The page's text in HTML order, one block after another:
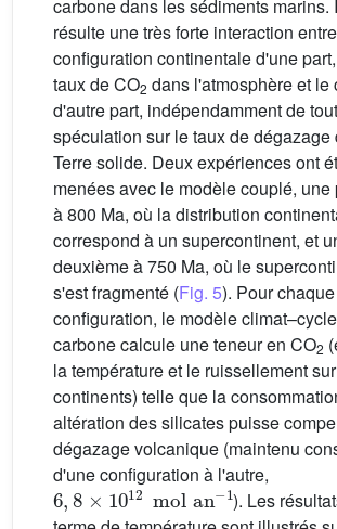
carbone dans les sédiments marins.
résulte une très forte interaction
configuration continentale d'une
taux de CO2 dans l'atmosphère et le
d'autre part, indépendamment de
spéculation sur le taux de dégazage
Terre solide. Deux expériences ont
menées avec le modèle couplé, une
à 800 Ma, où la distribution
correspond à un supercontinent, et
deuxième à 750 Ma, où le
s'est fragmenté (Fig. 5). Pour chaque
configuration, le modèle
carbone calcule une teneur en CO2
la température et le ruissellement
continents) telle que la
altération des silicates puisse
dégazage volcanique (maintenu
d'une configuration à l'autre,
6,8×1012molan-1
). Les